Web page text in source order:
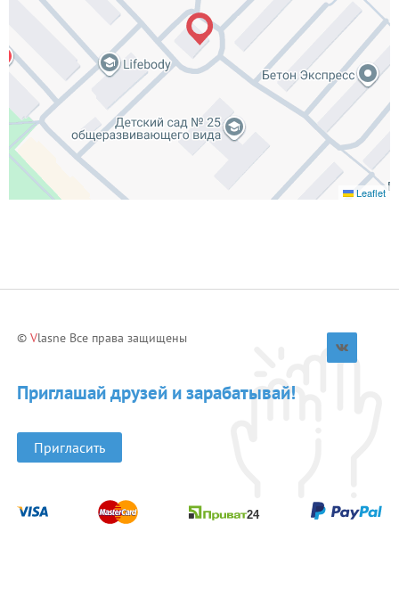
Leaflet
© Vlasne Все права защищены
Приглашай друзей и зарабатывай!
Пригласить